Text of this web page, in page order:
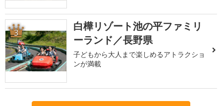
3
白樺リゾート池の平ファミリ
ーランド／長野県
子どもから大人まで楽しめるアトラクショ
ンが満載